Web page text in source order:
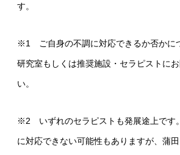
す。
※1 ご自身の不調に対応できるか否かに
研究室もしくは推奨施設・セラピストに
い。
※2 いずれのセラピストも発展途上です
に対応できない可能性もありますが、蒲